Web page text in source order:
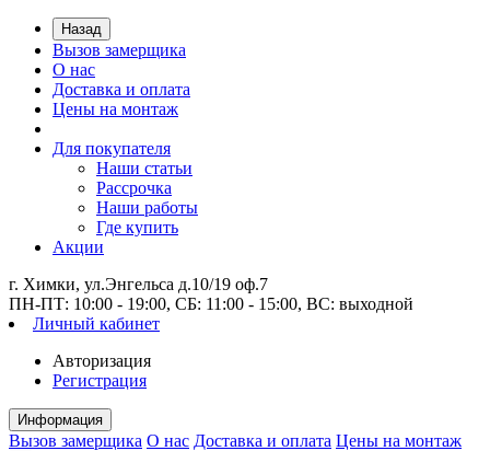
Назад
Вызов замерщика
О нас
Доставка и оплата
Цены на монтаж
Для покупателя
Наши статьи
Рассрочка
Наши работы
Где купить
Акции
г. Химки, ул.Энгельса д.10/19 оф.7
ПН-ПТ: 10:00 - 19:00, СБ: 11:00 - 15:00, ВС: выходной
Личный кабинет
Авторизация
Регистрация
Информация
Вызов замерщика О нас Доставка и оплата Цены на монтаж